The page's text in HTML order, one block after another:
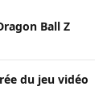
Ball Z
du jeu vidéo